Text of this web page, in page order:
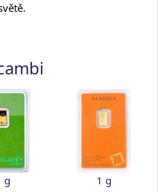
g 1 g